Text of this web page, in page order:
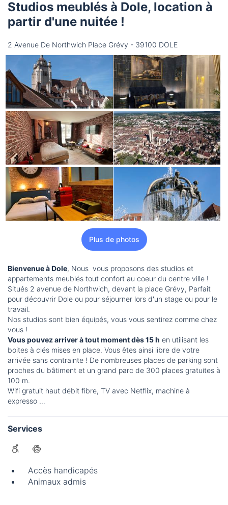
Studios meublés à Dole, location à
partir d'une nuitée !
2 Avenue De Northwich Place Grévy - 39100 DOLE
Plus de photos
Bienvenue à Dole, Nous vous proposons des studios et
appartements meublés tout confort au coeur du centre ville !
Situés 2 avenue de Northwich, devant la place Grévy, Parfait
pour découvrir Dole ou pour séjourner lors d'un stage ou pour le
travail.
Nos studios sont bien équipés, vous vous sentirez comme chez
vous !
Vous pouvez arriver à tout moment dès 15 h en utilisant les
boites à clés mises en place. Vous êtes ainsi libre de votre
arrivée sans contrainte ! De nombreuses places de parking sont
proches du bâtiment et un grand parc de 300 places gratuites à
100 m.
Wifi gratuit haut débit fibre, TV avec Netflix, machine à
expresso …
Services
Accès handicapés
Animaux admis